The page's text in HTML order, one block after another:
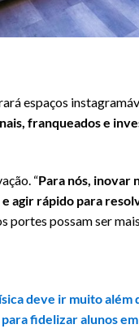
espaços
franqueados e
“Para nós, inovar
agir rápido para
portes possam ser
deve ir muito
fidelizar alunos